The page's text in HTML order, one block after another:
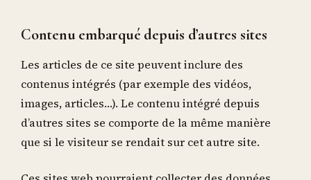
Contenu embarqué depuis d’autres sites
Les articles de ce site peuvent inclure des
contenus intégrés (par exemple des vidéos,
images, articles…). Le contenu intégré depuis
d’autres sites se comporte de la même manière
que si le visiteur se rendait sur cet autre site.